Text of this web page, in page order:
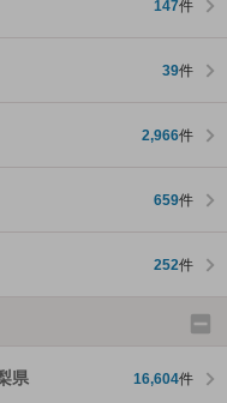
147件
39件
2,966件
659件
252件
県 16,604件